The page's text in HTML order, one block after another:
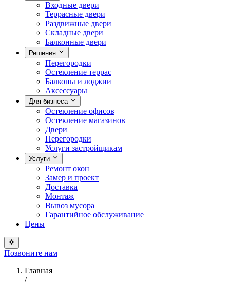
Входные двери
Террасные двери
Раздвижные двери
Складные двери
Балконные двери
Решения
Перегородки
Остекление террас
Балконы и лоджии
Аксессуары
Для бизнеса
Остекление офисов
Остекление магазинов
Двери
Перегородки
Услуги застройщикам
Услуги
Ремонт окон
Замер и проект
Доставка
Монтаж
Вывоз мусора
Гарантийное обслуживание
Цены
Позвоните нам
Главная
/